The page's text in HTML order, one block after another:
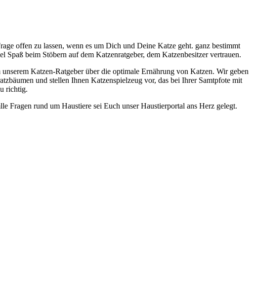
offen zu lassen, wenn es um Dich und Deine Katze geht. ganz bestimmt
beim Stöbern auf dem Katzenratgeber, dem Katzenbesitzer vertrauen.
Katzen-Ratgeber über die optimale Ernährung von Katzen. Wir geben
und stellen Ihnen Katzenspielzeug vor, das bei Ihrer Samtpfote mit
richtig.
rund um Haustiere sei Euch unser Haustierportal ans Herz gelegt.